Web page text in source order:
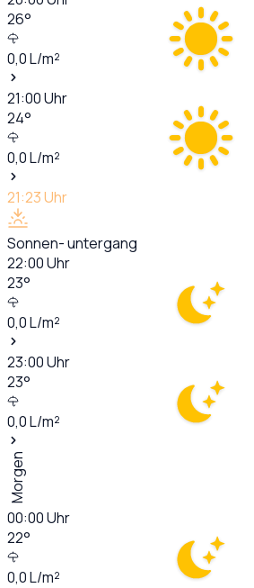
26°
0,0L/m²
21:00Uhr
24°
0,0L/m²
21:23Uhr
Sonnen- untergang
22:00Uhr
23°
0,0L/m²
23:00Uhr
23°
0,0L/m²
Morgen
00:00Uhr
22°
0,0L/m²